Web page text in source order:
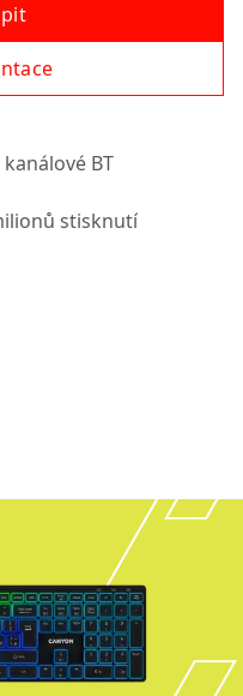
BT
stisknutí